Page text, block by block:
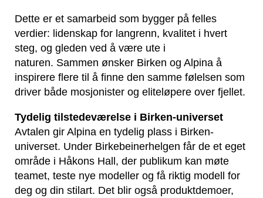
Dette er et samarbeid som bygger på felles
verdier: lidenskap for langrenn, kvalitet i hvert
steg, og gleden ved å være ute i
naturen. Sammen ønsker Birken og Alpina å
inspirere flere til å finne den samme følelsen som
driver både mosjonister og eliteløpere over fjellet.
Tydelig tilstedeværelse i Birken-universet
Avtalen gir Alpina en tydelig plass i Birken-
universet. Under Birkebeinerhelgen får de et eget
område i Håkons Hall, der publikum kan møte
teamet, teste nye modeller og få riktig modell for
deg og din stilart. Det blir også produktdemoer,